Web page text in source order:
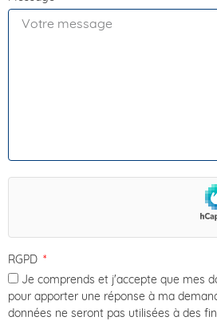
RGPD
Je comprends et j'accepte que mes
pour apporter une réponse à ma
données ne seront pas utilisées à des